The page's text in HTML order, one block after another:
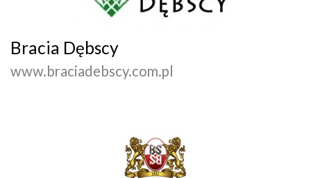
Bracia Dębscy
www.braciadebscy.com.pl